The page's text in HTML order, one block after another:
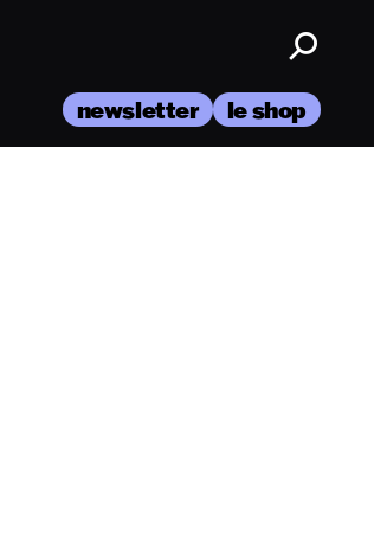
newsletter le shop